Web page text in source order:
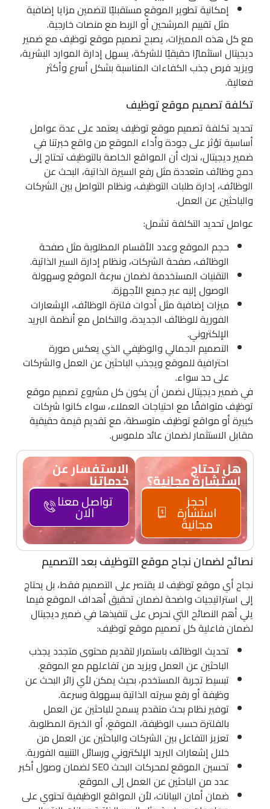
إمكانية تطوير الموقع مستقبليًا لتضمين مزايا إضافية
مثل تقييم المرشحين أو الربط مع منصات خارجية.
مع كل هذه المميزات، يصبح تصميم موقع توظيف مع ضمير
ديجيتال استثمارًا حقيقيًا للشركة، يسهل إدارة الموارد البشرية،
ويزيد فرص جذب الكفاءات المناسبة بشكل أسرع وأكثر
فعالية.
تكلفة تصميم موقع توظيف
تحديد تكلفة تصميم موقع توظيف يعتمد على عدة عوامل
أساسية تؤثر على جودة وأداء الموقع من واقع خبرتنا في
ضمير ديجيتال، ندرك أن المواقع الخاصة بالتوظيف تحتاج إلى
دمج وظائف متعددة مثل رفع السيرة الذاتية، البحث عن
الوظائف، إدارة طلبات التوظيف، ونظام التواصل بين الشركات
والباحثين عن العمل.
عوامل تحديد التكلفة تشمل:
حجم الموقع وعدد الأقسام المطلوبة مثل صفحة
الوظائف، صفحة الشركات، ونظام إدارة السير الذاتية.
التقنيات المستخدمة لضمان سرعة الموقع وسهولة
الوصول إليه عبر جميع الأجهزة.
ميزات إضافية مثل أدوات فلترة الوظائف، الإشعارات
الفورية للوظائف الجديدة، والتكامل مع أنظمة البريد
الإلكتروني.
التصميم الجمالي والوظيفي الذي يعكس صورة
احترافية للموقع ويجذب الباحثين عن العمل والشركات
على حد سواء.
في ضمير ديجيتال نضمن أن يكون كل مشروع تصميم موقع
توظيف متوافقًا مع احتياجات العملاء، سواء كانوا شركات
كبيرة أو مواقع توظيف متوسطة، مع تقديم قيمة حقيقية
مقابل الاستثمار لضمان عائد ملموس.
هل تحتاج
استشارة مجانية؟
احجز
استشارة
مجانية
الاستفسار عن
خدماتنا
تواصل معنا
الان
نصائح لضمان نجاح موقع التوظيف بعد التصميم
نجاح أي موقع توظيف لا يقتصر على التصميم فقط، بل يحتاج
إلى استراتيجيات واضحة لضمان تحقيق أهداف الموقع فيما
يلي أهم النصائح التي نحرص على تنفيذها في ضمير ديجيتال
لضمان فاعلية كل تصميم موقع توظيف:
تحديث الوظائف باستمرار لتقديم محتوى متجدد يجذب
الباحثين عن العمل ويزيد من تفاعلهم مع الموقع.
تبسيط تجربة المستخدم، بحيث يمكن لأي زائر البحث عن
وظيفة أو رفع سيرته الذاتية بسهولة وسرعة.
توفير نظام بحث متقدم يسمح للباحثين عن العمل
بالفلترة حسب الوظيفة، الموقع، أو الخبرة المطلوبة.
تعزيز التفاعل بين الشركات والباحثين عن العمل من
خلال إشعارات البريد الإلكتروني ورسائل التنبيه الفورية.
تحسين الموقع لمحركات البحث SEO لضمان وصول أكبر
عدد من الباحثين عن العمل إلى الموقع.
ضمان أمان البيانات، لأن المواقع الوظيفية تحتوي على